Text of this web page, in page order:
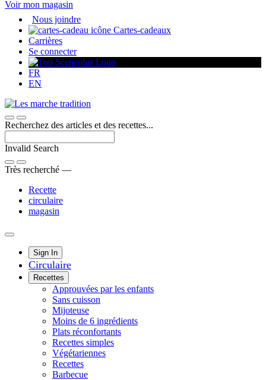
Passer
contenu
Voir mon magasin
Nous joindre
Cartes-cadeaux
Carrières
Se connecter
FR
EN
Recherchez des articles et des recettes...
Invalid Search
Submit
Très recherché —
Recette
circulaire
magasin
Main
Menu
Sign In
Circulaire
Recettes
Approuvées par les enfants
Sans cuisson
Mijoteuse
Moins de 6 ingrédients
Plats réconfortants
Recettes simples
Végétariennes
Recettes
Barbecue